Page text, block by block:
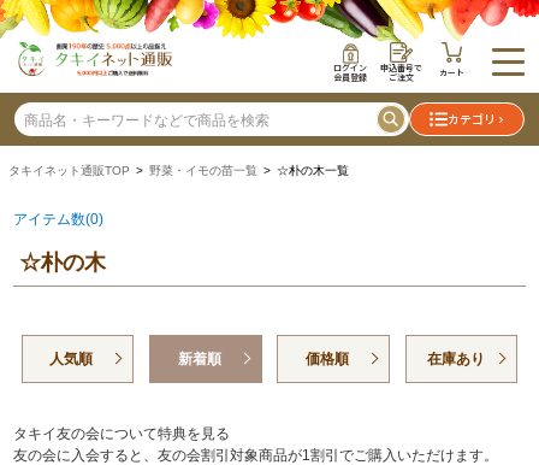
ログイン
会員登録
申込番号で
ご注文 カート
カテゴリ
タキイネット通販TOP > 野菜・イモの苗一覧 > ☆朴の木一覧
アイテム数(0)
☆朴の木
人気順 新着順 価格順 在庫あり
タキイ友の会について特典を見る
友の会に入会すると、友の会割引対象商品が1割引でご購入いただけます。